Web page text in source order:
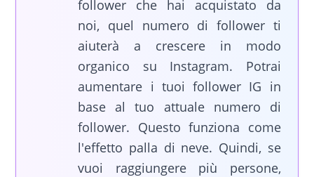
follower che hai acquistato da
noi, quel numero di follower ti
aiuterà a crescere in modo
organico su Instagram. Potrai
aumentare i tuoi follower IG in
base al tuo attuale numero di
follower. Questo funziona come
l'effetto palla di neve. Quindi, se
vuoi raggiungere più persone,